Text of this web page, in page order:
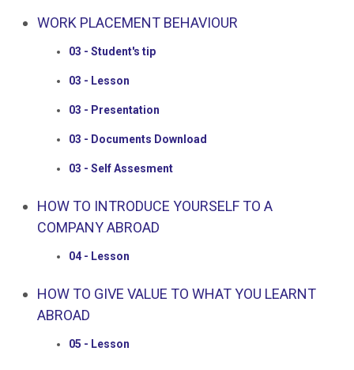
WORK PLACEMENT BEHAVIOUR
03 - Student's tip
03 - Lesson
03 - Presentation
03 - Documents Download
03 - Self Assesment
HOW TO INTRODUCE YOURSELF TO A
COMPANY ABROAD
04 - Lesson
HOW TO GIVE VALUE TO WHAT YOU LEARNT
ABROAD
05 - Lesson